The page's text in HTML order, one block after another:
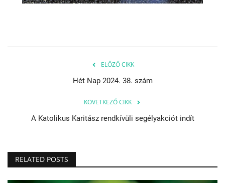
ELŐZŐ CIKK
Hét Nap 2024. 38. szám
KÖVETKEZŐ CIKK
A Katolikus Karitász rendkívüli segélyakciót indít
RELATED POSTS